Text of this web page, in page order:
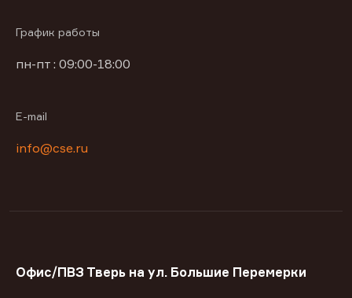
График работы
пн-пт : 09:00-18:00
E-mail
info@cse.ru
Офис/ПВЗ Тверь на ул. Большие Перемерки